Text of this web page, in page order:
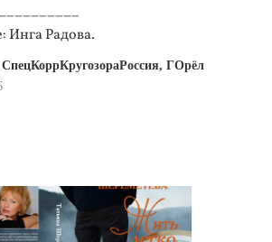
Инга Радова.
ГОрёл